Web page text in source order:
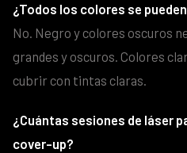
¿Todos los colores se
No. Negro y colores oscuros
grandes y oscuros. Colores
cubrir con tintas claras.
¿Cuántas sesiones de láser
cover-up?